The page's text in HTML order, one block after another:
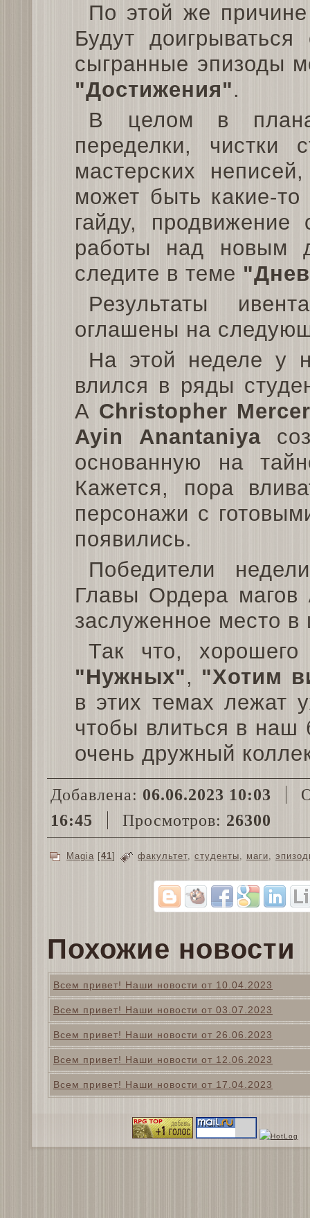
По этой же
Будут
сыгранные эпизоды
"Достижения".
В целом в
переделки, чистки
мастерских
может быть какие-
гайду,
работы над новым
следите в теме
Результаты
оглашены на
На этой неделе у
влился в ряды
А Christopher Mercer
Ayin Anantaniya
основанную на
Кажется, пора
персонажи с
появились.
Победители
Главы Ордера магов
заслуженное место
Так что,
"Нужных", "Хотим
в этих темах лежат
чтобы влиться в
очень дружный
Добавлена: 06.06.2023 10:03
16:45
Просмотров: 26300
Magia [41] факультет, студенты, маги,
Похожие новости
Всем привет! Наши новости от 10.04.2023
Всем привет! Наши новости от 03.07.2023
Всем привет! Наши новости от 26.06.2023
Всем привет! Наши новости от 12.06.2023
Всем привет! Наши новости от 17.04.2023